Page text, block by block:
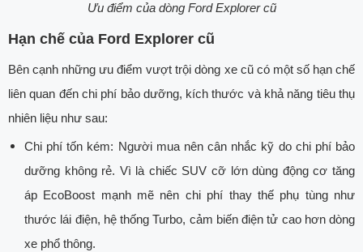
Ưu điểm của dòng Ford Explorer cũ
Hạn chế của Ford Explorer cũ
Bên cạnh những ưu điểm vượt trội dòng xe cũ có một số hạn chế
liên quan đến chi phí bảo dưỡng, kích thước và khả năng tiêu thụ
nhiên liệu như sau:
Chi phí tốn kém: Người mua nên cân nhắc kỹ do chi phí bảo
dưỡng không rẻ. Vì là chiếc SUV cỡ lớn dùng động cơ tăng
áp EcoBoost mạnh mẽ nên chi phí thay thế phụ tùng như
thước lái điện, hệ thống Turbo, cảm biến điện tử cao hơn dòng
xe phổ thông.